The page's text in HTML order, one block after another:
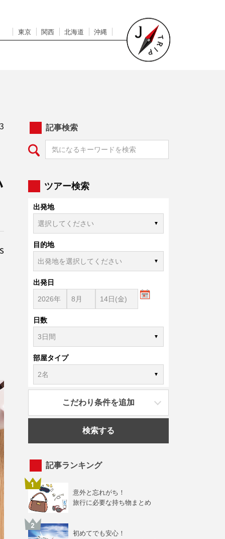
東京 関西 北海道 沖縄
記事検索
ツアー検索
出発地
目的地
出発日
日数
部屋タイプ
こだわり条件を追加
検索する
記事ランキング
意外と忘れがち！
旅行に必要な持ち物まとめ
初めてでも安心！